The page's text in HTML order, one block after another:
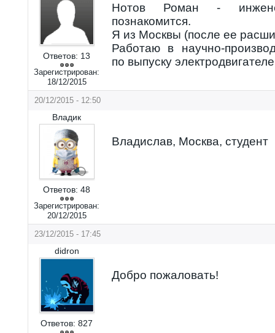
Ответов: 13
Зарегистрирован:
18/12/2015
Нотов Роман -
познакомится.
Я из Москвы (после ее
Работаю в научно-
по выпуску
20/12/2015 - 12:50
Владик
Ответов: 48
Зарегистрирован:
20/12/2015
Владислав, Москва, студент
23/12/2015 - 17:45
didron
Ответов: 827
Добро пожаловать!